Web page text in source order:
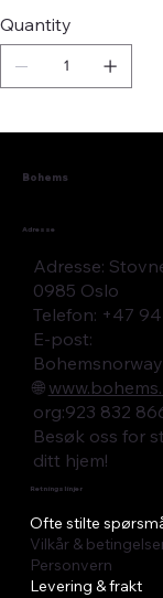
Quantity
Bohems
Adresse
Adresse:
0985 Oslo
Telefon: +47
E-post:
🌐
​org:923 832
Besøk oss for
ditt hjem!
Retningslinjer
Ofte stilte
Vilkår &
Personvern
Levering & frakt